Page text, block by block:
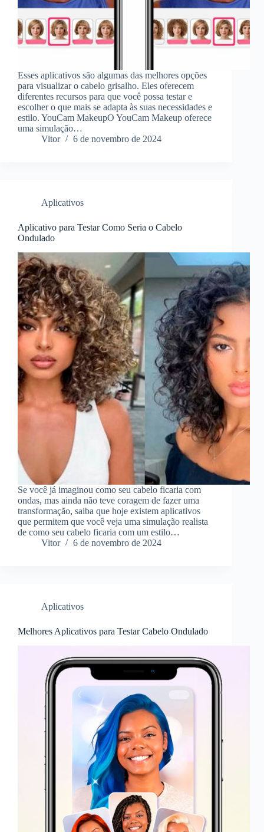
Esses aplicativos são algumas das melhores opções
para visualizar o cabelo grisalho. Eles oferecem
diferentes recursos para que você possa testar e
escolher o que mais se adapta às suas necessidades e
estilo. YouCam MakeupO YouCam Makeup oferece
uma simulação…
Vitor
6 de novembro de 2024
Aplicativos
Aplicativo para Testar Como Seria o Cabelo
Ondulado
Se você já imaginou como seu cabelo ficaria com
ondas, mas ainda não teve coragem de fazer uma
transformação, saiba que hoje existem aplicativos
que permitem que você veja uma simulação realista
de como seu cabelo ficaria com um estilo…
Vitor
6 de novembro de 2024
Aplicativos
Melhores Aplicativos para Testar Cabelo Ondulado